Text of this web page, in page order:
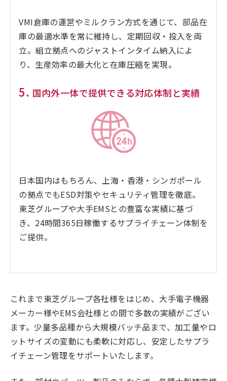
VMI倉庫の運営やミルクラン方式を通じて、部品在
庫の最適水準を常に維持し、定期回収・投入を両
立。組立拠点へのジャストインタイム納入によ
り、生産効率の最大化と在庫圧縮を実現。
5. 国内外一体で提供できる対応体制と実績
日本国内はもちろん、上海・香港・シンガポール
の拠点でもESD対策やセキュリティ管理を徹底。
東芝グループや大手EMSとの豊富な実績に基づ
き、24時間365日稼働するサプライチェーン体制を
ご提供。
これまで東芝グループ各社様をはじめ、大手電子機器
メーカー様やEMS会社様との間で多数の実績がござい
ます。少量多品種から大規模バッチ品まで、加工量やロ
ットサイズの変動にも柔軟に対応し、安定したサプラ
イチェーン管理をサポートいたします。